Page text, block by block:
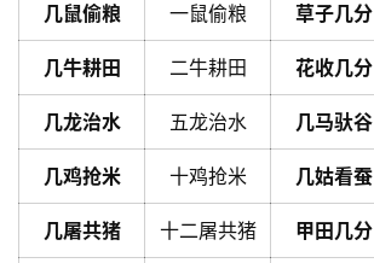
几鼠偷粮 一鼠偷粮 草子几分
几牛耕田 二牛耕田 花收几分
几龙治水 五龙治水 几马驮谷
几鸡抢米 十鸡抢米 几姑看蚕
几屠共猪 十二屠共猪 甲田几分